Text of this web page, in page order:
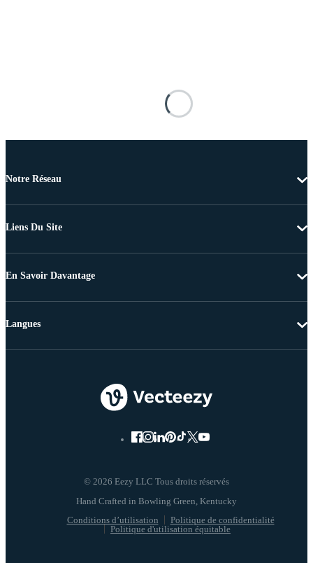
Notre Réseau
Liens Du Site
En Savoir Davantage
© 2026 Eezy LLC Tous droits réservés
Conditions d’utilisation
Politique de confidentialité
Politique d'utilisation équitable
Langues